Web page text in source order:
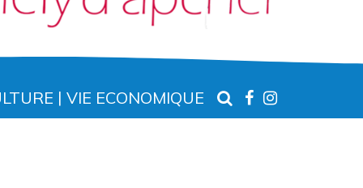
VIE ECONOMIQUE RECHERCHE
LIEN
VERSVERS